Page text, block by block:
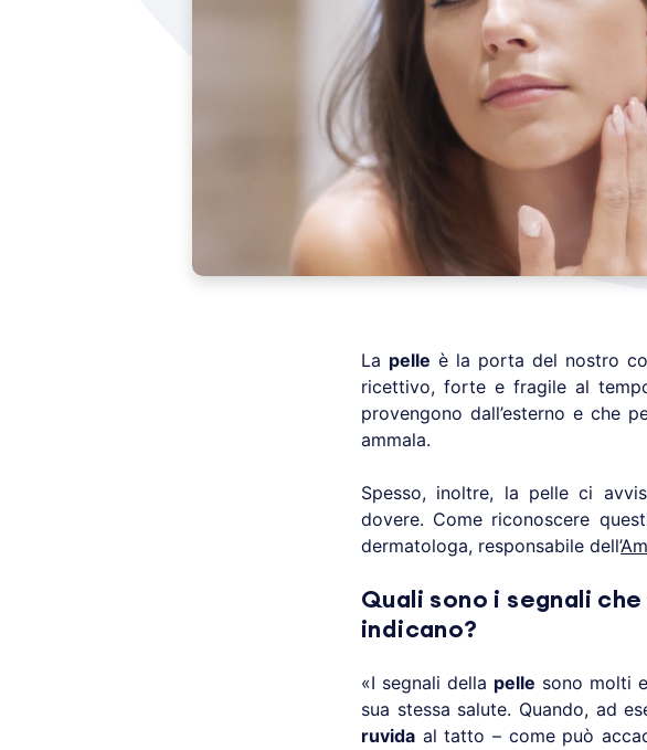
La pelle è la porta del nostro
ricettivo, forte e fragile al
provengono dall’esterno e che
ammala.
Spesso, inoltre, la pelle ci
dovere. Come riconoscere
dermatologa, responsabile dell’
Quali sono i segnali
indicano?
«I segnali della pelle sono molti
sua stessa salute. Quando, ad
ruvida al tatto – come può